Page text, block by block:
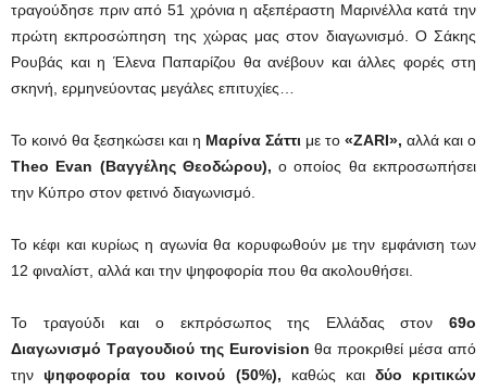
τραγούδησε πριν από 51 χρόνια η αξεπέραστη Μαρινέλλα κατά την
πρώτη εκπροσώπηση της χώρας μας στον διαγωνισμό. Ο Σάκης
Ρουβάς και η Έλενα Παπαρίζου θα ανέβουν και άλλες φορές στη
σκηνή, ερμηνεύοντας μεγάλες επιτυχίες…
Το κοινό θα ξεσηκώσει και η Μαρίνα Σάττι με το «ΖARI», αλλά και ο
Theo Evan (Βαγγέλης Θεοδώρου), ο οποίος θα εκπροσωπήσει
την Κύπρο στον φετινό διαγωνισμό.
Το κέφι και κυρίως η αγωνία θα κορυφωθούν με την εμφάνιση των
12 φιναλίστ, αλλά και την ψηφοφορία που θα ακολουθήσει.
Το τραγούδι και ο εκπρόσωπος της Ελλάδας στον 69ο
Διαγωνισμό Τραγουδιού της Eurovisionθα προκριθεί μέσα από
την ψηφοφορία του κοινού (50%), καθώς καιδύο κριτικών